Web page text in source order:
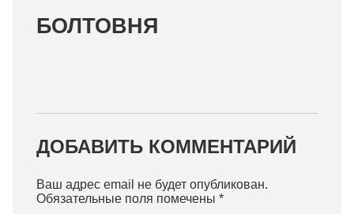
БОЛТОВНЯ
ДОБАВИТЬ КОММЕНТАРИЙ
Ваш адрес email не будет опубликован.
Обязательные поля помечены *